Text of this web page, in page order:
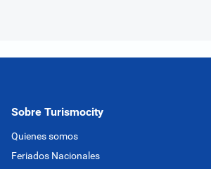
Sobre Turismocity
Quienes somos
Feriados Nacionales